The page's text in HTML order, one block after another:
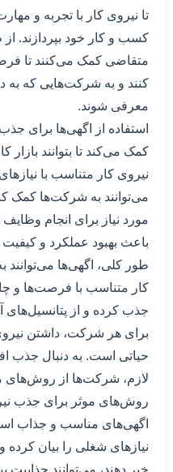
تا نیروی کار با تجربه و
کسب و کار خود بپردازند. از
متقاضی کمک می‌کنند تا
کنند و به شرکت‌هایی که به
معرفی شوند.
استفاده از اگهی‌ها برای
کمک می‌کند تا بتوانند بازار
نیروی کار متناسب با
می‌توانند به شرکت‌ها کمک
مورد نیاز برای انجام
باعث بهبود عملکرد و
طور کلی، اگهی‌ها می‌توانند
کار متناسب با فرصت‌ها و
جذب کرده و از پتانسیل‌های
برای هر شرکت، داشتن
حیاتی است. به دنبال جذب
لازم، شرکت‌ها از روش‌های
روش‌های موثر برای جذب
اگهی‌های مناسب و جذاب
نیازهای شغلی را بیان
خبر دهند، می‌توانند جذابیت